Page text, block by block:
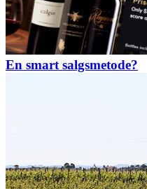
En smart salgsmetode?